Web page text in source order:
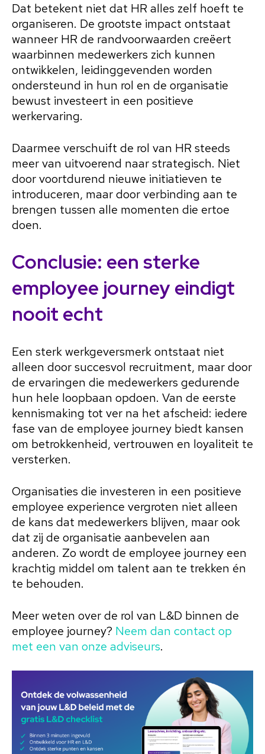
Dat betekent niet dat HR alles zelf hoeft te
organiseren. De grootste impact ontstaat
wanneer HR de randvoorwaarden creëert
waarbinnen medewerkers zich kunnen
ontwikkelen, leidinggevenden worden
ondersteund in hun rol en de organisatie
bewust investeert in een positieve
werkervaring.
Daarmee verschuift de rol van HR steeds
meer van uitvoerend naar strategisch. Niet
door voortdurend nieuwe initiatieven te
introduceren, maar door verbinding aan te
brengen tussen alle momenten die ertoe
doen.
Conclusie: een sterke
employee journey eindigt
nooit echt
Een sterk werkgeversmerk ontstaat niet
alleen door succesvol recruitment, maar door
de ervaringen die medewerkers gedurende
hun hele loopbaan opdoen. Van de eerste
kennismaking tot ver na het afscheid: iedere
fase van de employee journey biedt kansen
om betrokkenheid, vertrouwen en loyaliteit te
versterken.
Organisaties die investeren in een positieve
employee experience vergroten niet alleen
de kans dat medewerkers blijven, maar ook
dat zij de organisatie aanbevelen aan
anderen. Zo wordt de employee journey een
krachtig middel om talent aan te trekken én
te behouden.
Meer weten over de rol van L&D binnen de
employee journey? Neem dan contact op
met een van onze adviseurs.